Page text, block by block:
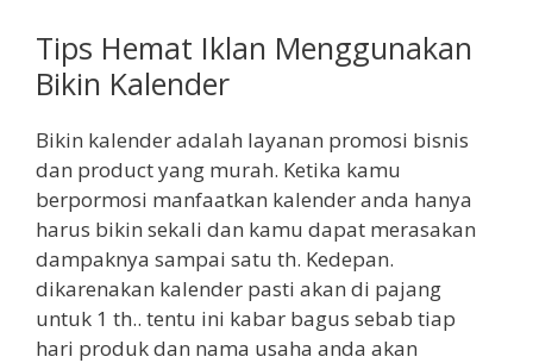
Tips Hemat Iklan Menggunakan
Bikin Kalender
Bikin kalender adalah layanan promosi bisnis
dan product yang murah. Ketika kamu
berpormosi manfaatkan kalender anda hanya
harus bikin sekali dan kamu dapat merasakan
dampaknya sampai satu th. Kedepan.
dikarenakan kalender pasti akan di pajang
untuk 1 th.. tentu ini kabar bagus sebab tiap
hari produk dan nama usaha anda akan